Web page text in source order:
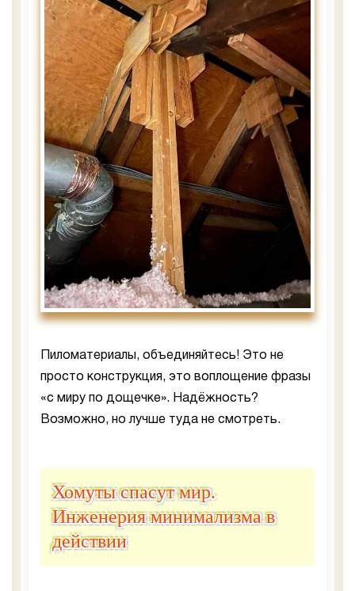
Пиломатериалы, объединяйтесь! Это не
просто конструкция, это воплощение фразы
«с миру по дощечке». Надёжность?
Возможно, но лучше туда не смотреть.
Хомуты спасут мир.
Инженерия минимализма в
действии